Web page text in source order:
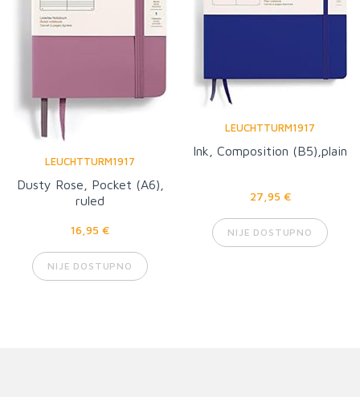
LEUCHTTURM1917
Dusty Rose, Pocket (A6),
ruled
16,95 €
NIJE DOSTUPNO
LEUCHTTURM1917
Ink, Composition (B5),plain
27,95 €
NIJE DOSTUPNO